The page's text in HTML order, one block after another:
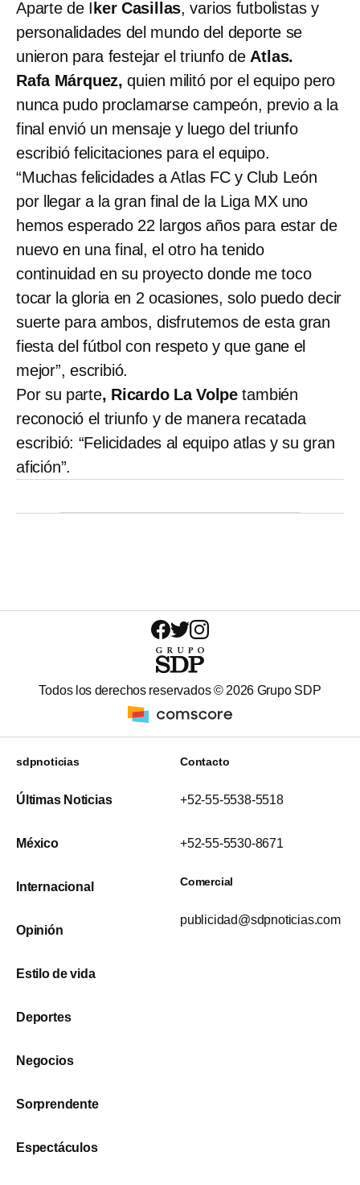
Aparte de I ker Casillas, varios futbolistas y
personalidades del mundo del deporte se
unieron para festejar el triunfo de Atlas.
Rafa Márquez, quien militó por el equipo pero
nunca pudo proclamarse campeón, previo a la
final envió un mensaje y luego del triunfo
escribió felicitaciones para el equipo.
“Muchas felicidades a Atlas FC y Club León
por llegar a la gran final de la Liga MX uno
hemos esperado 22 largos años para estar de
nuevo en una final, el otro ha tenido
continuidad en su proyecto donde me toco
tocar la gloria en 2 ocasiones, solo puedo decir
suerte para ambos, disfrutemos de esta gran
fiesta del fútbol con respeto y que gane el
mejor”, escribió.
Por su parte, Ricardo La Volpe también
reconoció el triunfo y de manera recatada
escribió: “Felicidades al equipo atlas y su gran
afición”.
Todos los derechos reservados © 2026 Grupo SDP
sdpnoticias
Últimas Noticias
México
Internacional
Opinión
Estilo de vida
Deportes
Negocios
Sorprendente
Espectáculos
Contacto
+52-55-5538-5518
+52-55-5530-8671
Comercial
publicidad@sdpnoticias.com